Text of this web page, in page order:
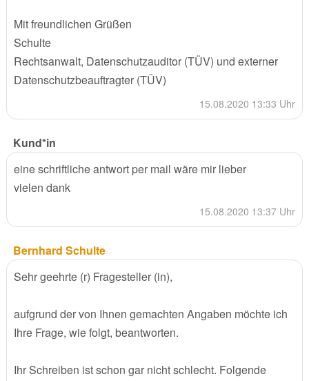
Mit freundlichen Grüßen
Schulte
Rechtsanwalt, Datenschutzauditor (TÜV) und externer
Datenschutzbeauftragter (TÜV)
15.08.2020 13:33 Uhr
Kund*in
eine schriftliche antwort per mail wäre mir lieber
vielen dank
15.08.2020 13:37 Uhr
Bernhard Schulte
Sehr geehrte (r) Fragesteller (in),
aufgrund der von Ihnen gemachten Angaben möchte ich
Ihre Frage, wie folgt, beantworten.
Ihr Schreiben ist schon gar nicht schlecht. Folgende